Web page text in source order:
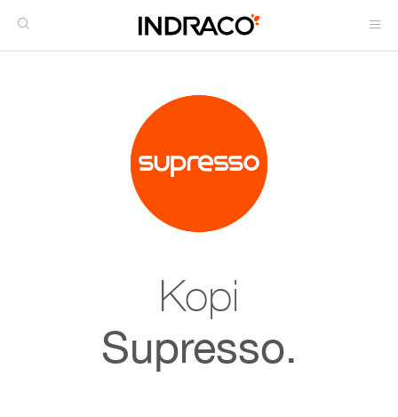
Kopi
Supresso.